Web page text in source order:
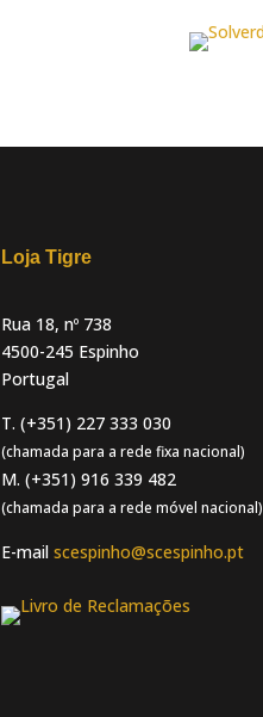
Loja Tigre
Rua 18, nº 738
4500-245 Espinho
Portugal
T. (+351) 227 333 030
(chamada para a rede fixa nacional)
M. (+351) 916 339 482
(chamada para a rede móvel nacional)
E-mailscespinho@scespinho.pt